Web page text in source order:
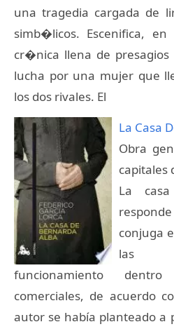
una tragedia cargada de
simb�licos. Escenifica,
cr�nica llena de
lucha por una mujer que
los dos rivales. El
La Casa
Obra
capitales
La
conjuga
las
funcionamiento
comerciales, de acuerdo
autor se había planteado a